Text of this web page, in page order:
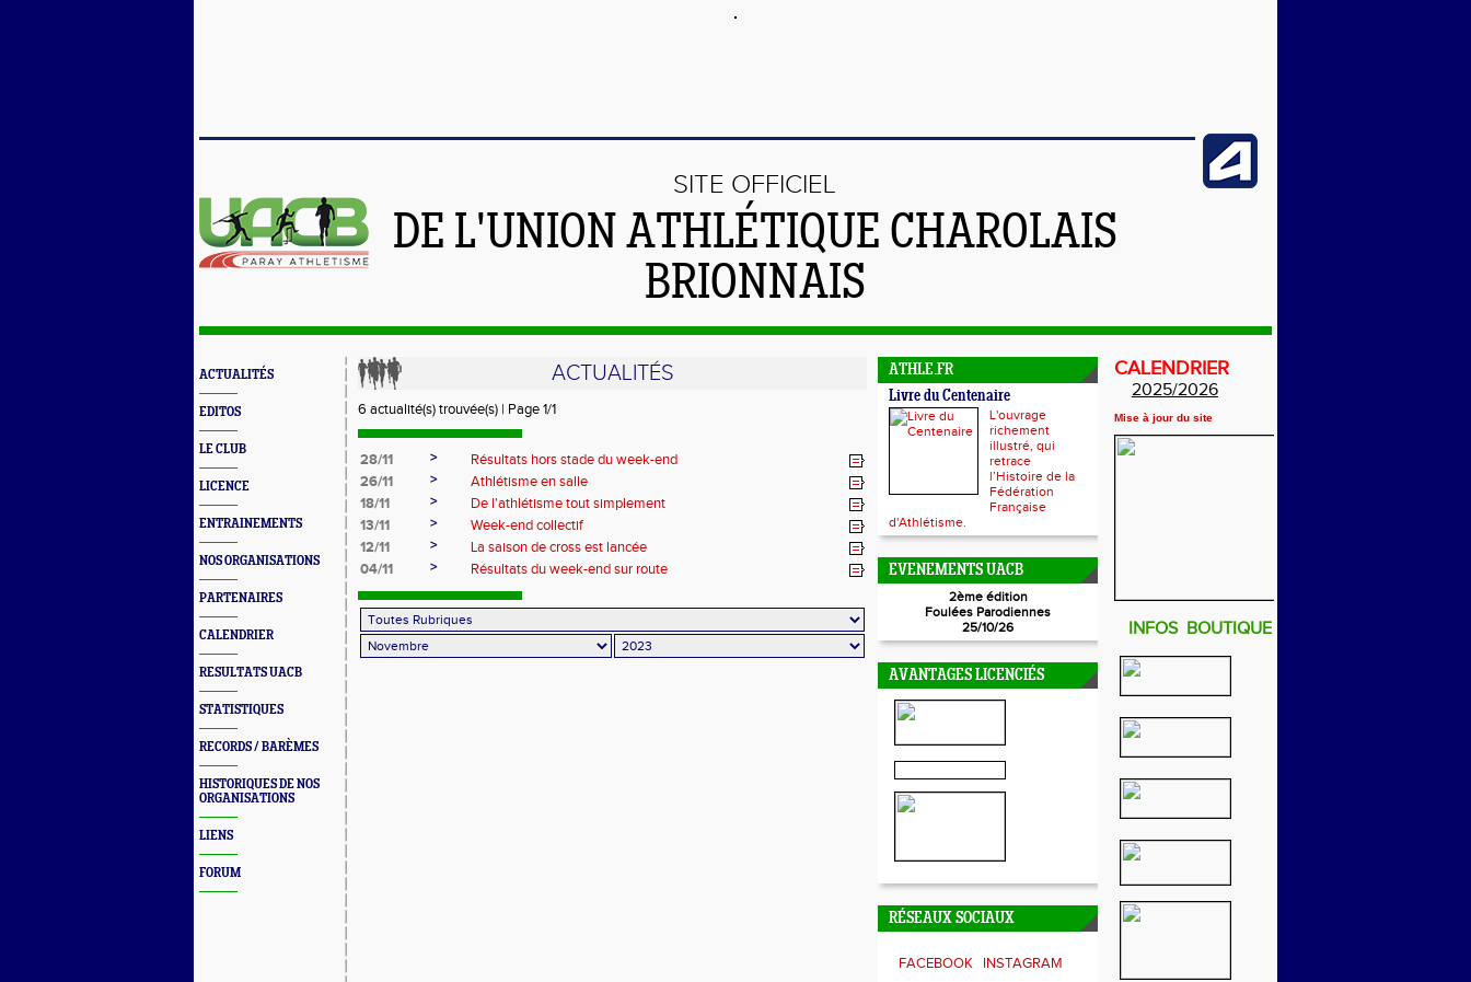
SITE OFFICIEL
DE L'UNION ATHLÉTIQUE CHAROLAIS
BRIONNAIS
ACTUALITÉS
EDITOS
LE CLUB
LICENCE
ENTRAINEMENTS
NOS ORGANISATIONS
PARTENAIRES
CALENDRIER
RESULTATS UACB
STATISTIQUES
RECORDS / BARÈMES
HISTORIQUES DE NOS
ORGANISATIONS
LIENS
FORUM
ACTUALITÉS
6 actualité(s) trouvée(s) | Page 1/1
28/11 >
Résultats hors stade du week-end
26/11
>
Athlétisme en salle
18/11
>
De l'athlétisme tout simplement
13/11
>
Week-end collectif
12/11
>
La saison de cross est lancée
04/11
> Résultats du week-end sur route
ATHLE.FR
Livre du Centenaire
L'ouvrage
richement
illustré, qui
retrace
l’Histoire de la
Fédération
Française
d'Athlétisme.
EVENEMENTS UACB
2ème édition
Foulées Parodiennes
25/10/26
AVANTAGES LICENCIÉS
RÉSEAUX SOCIAUX
FACEBOOK INSTAGRAM
CALENDRIER
2025/2026
Mise à jour du site
INFOS BOUTIQUE